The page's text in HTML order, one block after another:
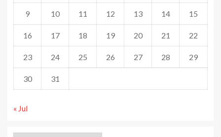
9 10 11 12 13 14 15
16 17 18 19 20 21 22
23 24 25 26 27 28 29
30 31
« Jul